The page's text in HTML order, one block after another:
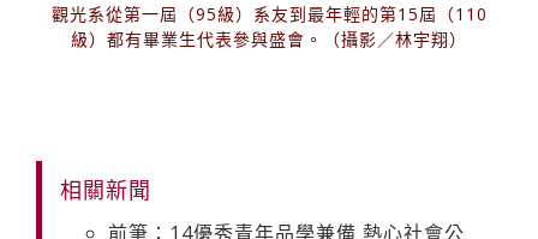
觀光系從第一屆（95級）系友到最年輕的第15屆（110
級）都有畢業生代表參與盛會。（攝影／林宇翔）
相關新聞
前筆：14優秀青年品學兼備 熱心社會公